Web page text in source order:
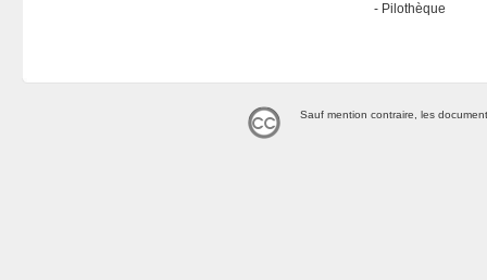
Pilothèque
Sauf mention contraire, les